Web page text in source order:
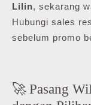
Lilin, sekarang
Hubungi sales
sebelum promo
🚀 Pasang